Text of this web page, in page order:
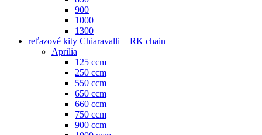
900
1000
1300
reťazové kity Chiaravalli + RK chain
Aprilia
125 ccm
250 ccm
550 ccm
650 ccm
660 ccm
750 ccm
900 ccm